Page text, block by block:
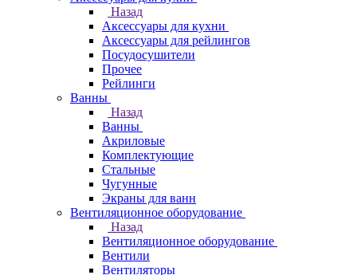
Назад
Аксессуары для кухни
Аксессуары для рейлингов
Посудосушители
Прочее
Рейлинги
Ванны
Назад
Ванны
Акриловые
Комплектующие
Стальные
Чугунные
Экраны для ванн
Вентиляционное оборудование
Назад
Вентиляционное оборудование
Вентили
Вентиляторы